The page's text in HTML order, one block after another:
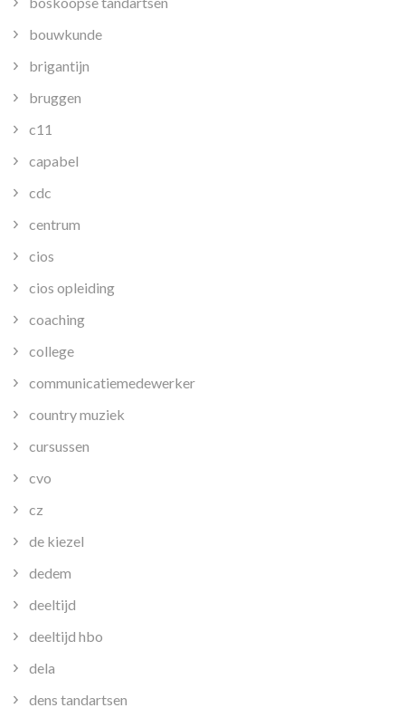
bouwkunde
brigantijn
bruggen
c11
capabel
cdc
centrum
cios
cios opleiding
coaching
college
communicatiemedewerker
country muziek
cursussen
cvo
cz
de kiezel
dedem
deeltijd
deeltijd hbo
dela
dens tandartsen